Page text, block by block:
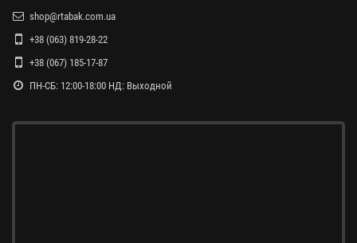
shop@rtabak.com.ua
+38 (063) 819-28-22
+38 (067) 185-17-87
ПН-СБ: 12:00-18:00 НД: Выходной